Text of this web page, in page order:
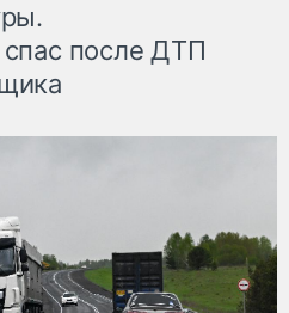
спас после ДТП